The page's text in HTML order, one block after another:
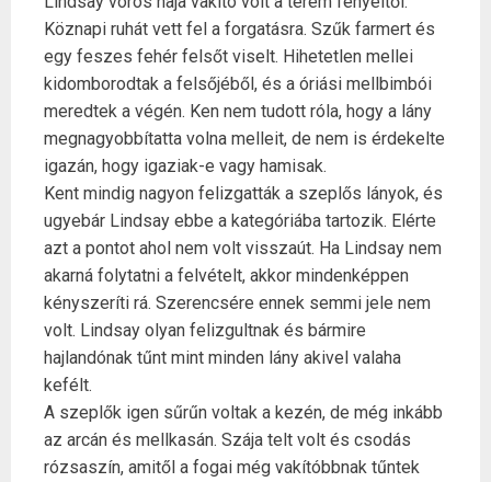
Köznapi ruhát vett fel a forgatásra. Szűk farmert és
egy feszes fehér felsőt viselt. Hihetetlen mellei
kidomborodtak a felsőjéből, és a óriási mellbimbói
meredtek a végén. Ken nem tudott róla, hogy a lány
megnagyobbítatta volna melleit, de nem is érdekelte
igazán, hogy igaziak-e vagy hamisak.
Kent mindig nagyon felizgatták a szeplős lányok, és
ugyebár Lindsay ebbe a kategóriába tartozik. Elérte
azt a pontot ahol nem volt visszaút. Ha Lindsay nem
akarná folytatni a felvételt, akkor mindenképpen
kényszeríti rá. Szerencsére ennek semmi jele nem
volt. Lindsay olyan felizgultnak és bármire
hajlandónak tűnt mint minden lány akivel valaha
kefélt.
A szeplők igen sűrűn voltak a kezén, de még inkább
az arcán és mellkasán. Szája telt volt és csodás
rózsaszín, amitől a fogai még vakítóbbnak tűntek